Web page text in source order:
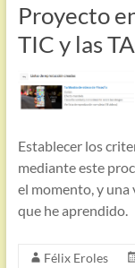
Proyecto
TIC y las
Establecer los
mediante este
el momento, y
que he aprendido.
Félix Eroles